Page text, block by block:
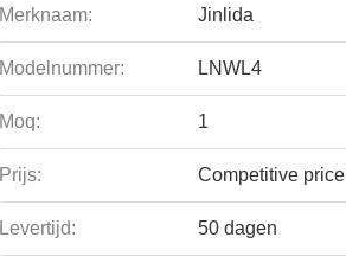
Merknaam: Jinlida
Modelnummer: LNWL4
Moq: 1
Prijs: Competitive price
Levertijd: 50 dagen